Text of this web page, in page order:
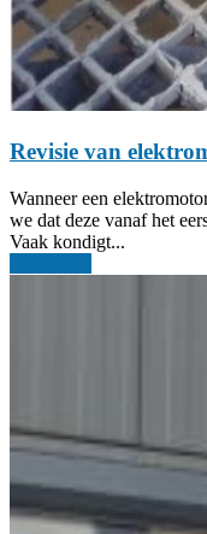
Revisie van
Wanneer een
we dat deze vanaf het
Vaak kondigt...